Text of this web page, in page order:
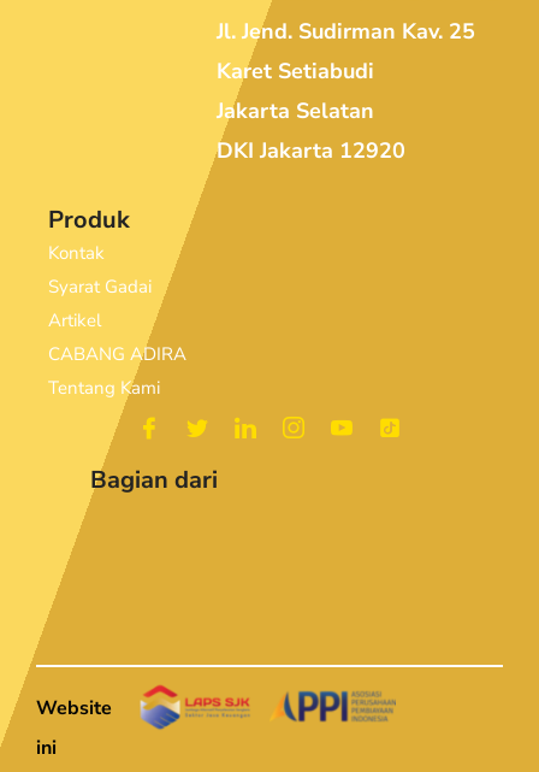
Jl. Jend. Sudirman Kav. 25
Karet Setiabudi
Jakarta Selatan
DKI Jakarta 12920
Produk
Kontak
Syarat Gadai
Artikel
CABANG ADIRA
Tentang Kami
Bagian dari
Website
ini